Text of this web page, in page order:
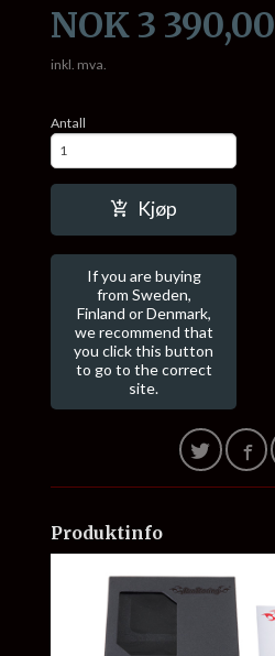
Pris
NOK 3 390,00
inkl. mva.
Antall
Kjøp
If you are buying
from Sweden,
Finland or Denmark,
we recommend that
you click this button
to go to the correct
site.
Produktinfo